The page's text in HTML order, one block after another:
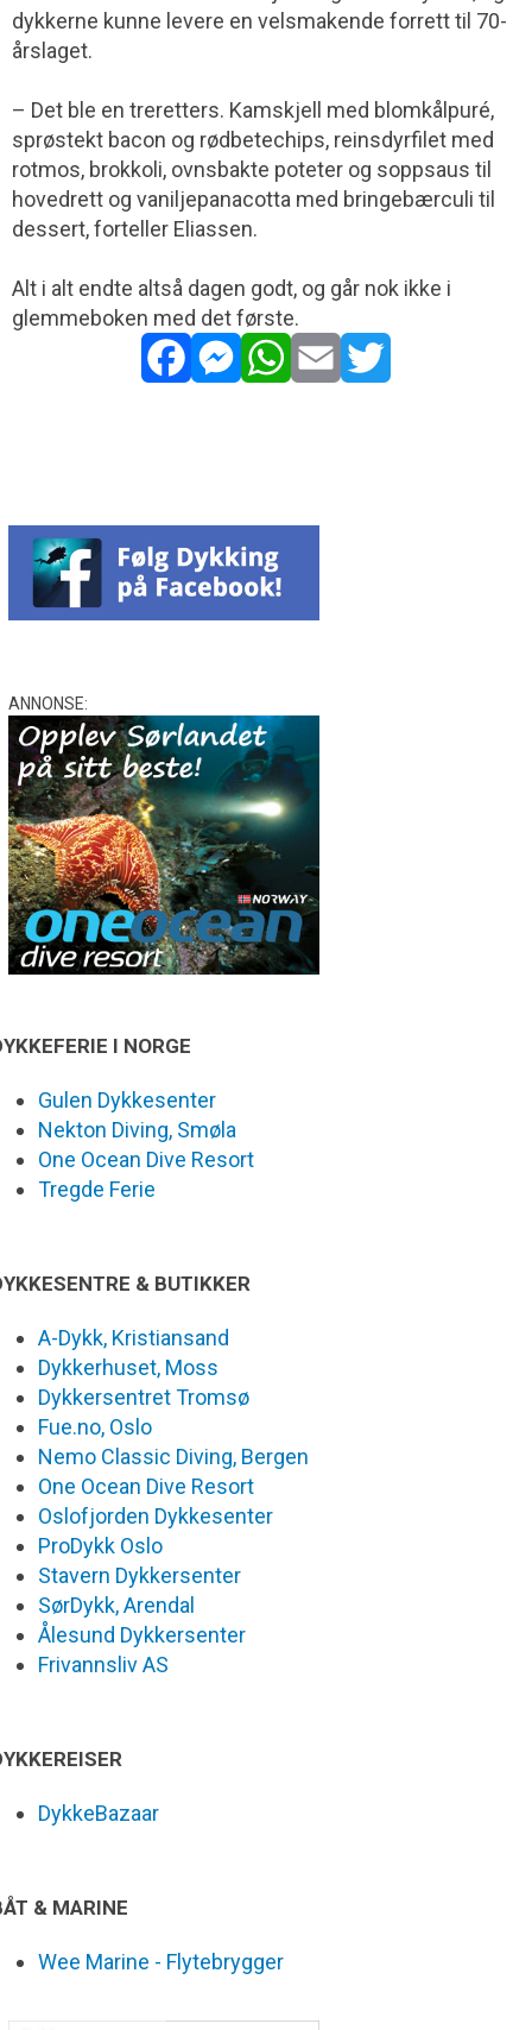
dykkerne kunne levere en velsmakende forrett til 70-
årslaget.
– Det ble en treretters. Kamskjell med blomkålpuré,
sprøstekt bacon og rødbetechips, reinsdyrfilet med
rotmos, brokkoli, ovnsbakte poteter og soppsaus til
hovedrett og vaniljepanacotta med bringebærculi til
dessert, forteller Eliassen.
Alt i alt endte altså dagen godt, og går nok ikke i
glemmeboken med det første.
ANNONSE:
I NORGE
Gulen Dykkesenter
Nekton Diving, Smøla
One Ocean Dive Resort
Tregde Ferie
& BUTIKKER
A-Dykk, Kristiansand
Dykkerhuset, Moss
Dykkersentret Tromsø
Fue.no, Oslo
Nemo Classic Diving, Bergen
One Ocean Dive Resort
Oslofjorden Dykkesenter
ProDykk Oslo
Stavern Dykkersenter
SørDykk, Arendal
Ålesund Dykkersenter
Frivannsliv AS
DykkeBazaar
& MARINE
Wee Marine - Flytebrygger